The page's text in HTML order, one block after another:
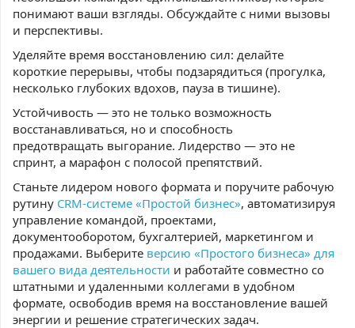
понимают ваши взгляды. Обсуждайте с ними вызовы
и перспективы.
Уделяйте время восстановлению сил: делайте
короткие перерывы, чтобы подзарядиться (прогулка,
несколько глубоких вдохов, пауза в тишине).
Устойчивость — это не только возможность
восстанавливаться, но и способность
предотвращать выгорание. Лидерство — это не
спринт, а марафон с полосой препятствий.
Станьте лидером нового формата и поручите рабочую
рутину CRM-системе «Простой бизнес», автоматизируя
управление командой, проектами,
документооборотом, бухгалтерией, маркетингом и
продажами. Выберите версию «Простого бизнеса» для
вашего вида деятельности и работайте совместно со
штатными и удаленными коллегами в удобном
формате, освободив время на восстановление вашей
энергии и решение стратегических задач.